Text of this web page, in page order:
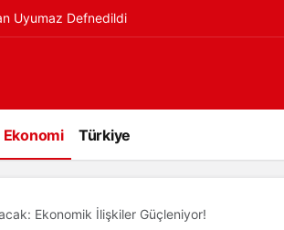
Uyumaz Defnedildi
Ekonomi Türkiye
Ekonomik İlişkiler Güçleniyor!